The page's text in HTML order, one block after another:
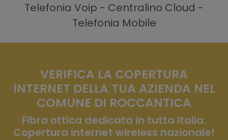
Telefonia Voip - Centralino Cloud -
Telefonia Mobile
VERIFICA LA COPERTURA
INTERNET DELLA TUA AZIENDA NEL
COMUNE DI ROCCANTICA
Fibra ottica dedicata in tutta Italia.
Copertura internet wireless nazionale!